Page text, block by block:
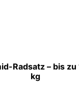
Radsatz – bis zu
kg